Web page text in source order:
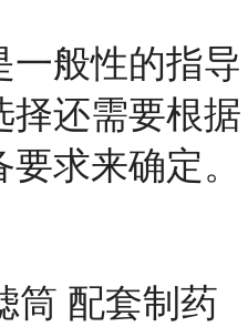
一般性的指导
择还需要根据
求来确定。
筒 配套制药